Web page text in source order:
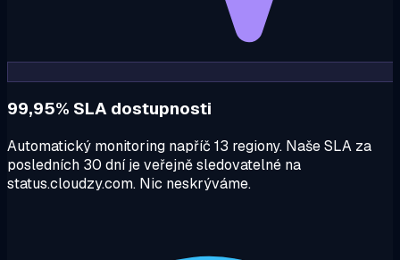
99,95% SLA dostupnosti
Automatický monitoring napříč 13 regiony. Naše SLA za
posledních 30 dní je veřejně sledovatelné na
status.cloudzy.com. Nic neskrýváme.